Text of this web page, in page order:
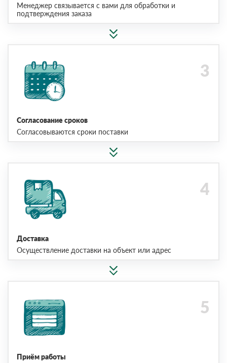
Менеджер связывается с вами для обработки и
подтверждения заказа
Согласование сроков
Согласовываются сроки поставки
Доставка
Осуществление доставки на объект или адрес
Приём работы